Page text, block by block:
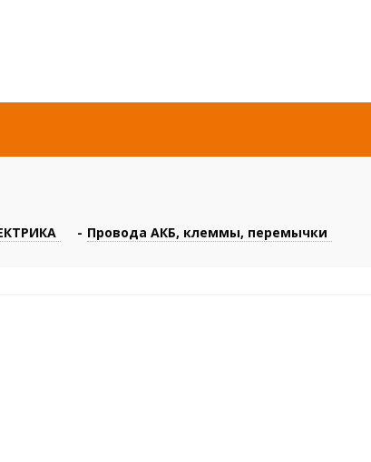
- Провода АКБ, клеммы, перемычки